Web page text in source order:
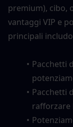
premium), cibo,
vantaggi VIP e
principali
Pacchetti
Pacchetti
rafforzare